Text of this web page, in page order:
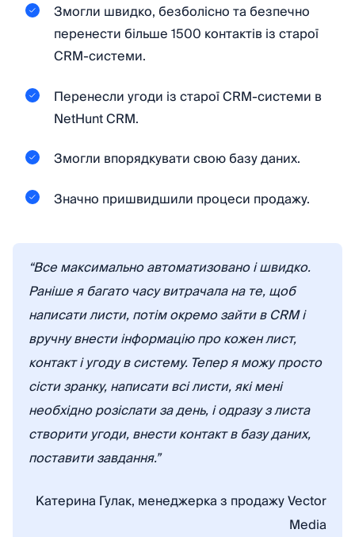
Змогли швидко, безболісно та безпечно
перенести більше 1500 контактів із старої
CRM-системи.
Перенесли угоди із старої CRM-системи в
NetHunt CRM.
Змогли впорядкувати свою базу даних.
Значно пришвидшили процеси продажу.
“Все максимально автоматизовано і швидко.
Раніше я багато часу витрачала на те, щоб
написати листи, потім окремо зайти в CRM і
вручну внести інформацію про кожен лист,
контакт і угоду в систему. Тепер я можу просто
сісти зранку, написати всі листи, які мені
необхідно розіслати за день, і одразу з листа
створити угоди, внести контакт в базу даних,
поставити завдання.”
Катерина Гулак, менеджерка з продажу Vector
Media